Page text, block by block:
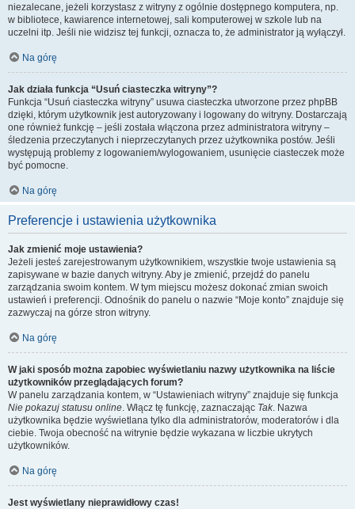
niezalecane, jeżeli korzystasz z witryny z ogólnie dostępnego komputera, np.
w bibliotece, kawiarence internetowej, sali komputerowej w szkole lub na
uczelni itp. Jeśli nie widzisz tej funkcji, oznacza to, że administrator ją wyłączył.
Na górę
Jak działa funkcja “Usuń ciasteczka witryny”?
Funkcja “Usuń ciasteczka witryny” usuwa ciasteczka utworzone przez phpBB
dzięki, którym użytkownik jest autoryzowany i logowany do witryny. Dostarczają
one również funkcję – jeśli została włączona przez administratora witryny –
śledzenia przeczytanych i nieprzeczytanych przez użytkownika postów. Jeśli
występują problemy z logowaniem/wylogowaniem, usunięcie ciasteczek może
być pomocne.
Na górę
Preferencje i ustawienia użytkownika
Jak zmienić moje ustawienia?
Jeżeli jesteś zarejestrowanym użytkownikiem, wszystkie twoje ustawienia są
zapisywane w bazie danych witryny. Aby je zmienić, przejdź do panelu
zarządzania swoim kontem. W tym miejscu możesz dokonać zmian swoich
ustawień i preferencji. Odnośnik do panelu o nazwie “Moje konto” znajduje się
zazwyczaj na górze stron witryny.
Na górę
W jaki sposób można zapobiec wyświetlaniu nazwy użytkownika na liście
użytkowników przeglądających forum?
W panelu zarządzania kontem, w “Ustawieniach witryny” znajduje się funkcja
Nie pokazuj statusu online. Włącz tę funkcję, zaznaczając Tak. Nazwa
użytkownika będzie wyświetlana tylko dla administratorów, moderatorów i dla
ciebie. Twoja obecność na witrynie będzie wykazana w liczbie ukrytych
użytkowników.
Na górę
Jest wyświetlany nieprawidłowy czas!